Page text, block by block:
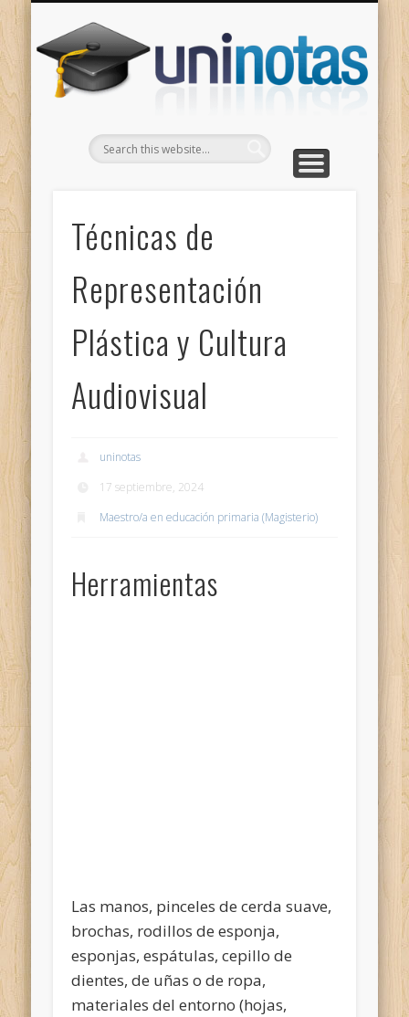
Técnicas de
Representación
Plástica y Cultura
Audiovisual
uninotas
17 septiembre, 2024
Maestro/a en educación primaria (Magisterio)
Herramientas
Las manos, pinceles de cerda suave,
brochas, rodillos de esponja,
esponjas, espátulas, cepillo de
dientes, de uñas o de ropa,
materiales del entorno (hojas,